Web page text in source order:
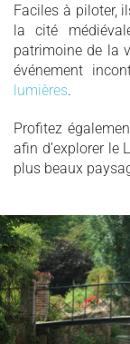
Faciles à piloter,
la cité
patrimoine de la
événement
lumières.
Profitez
afin d’explorer le
plus beaux